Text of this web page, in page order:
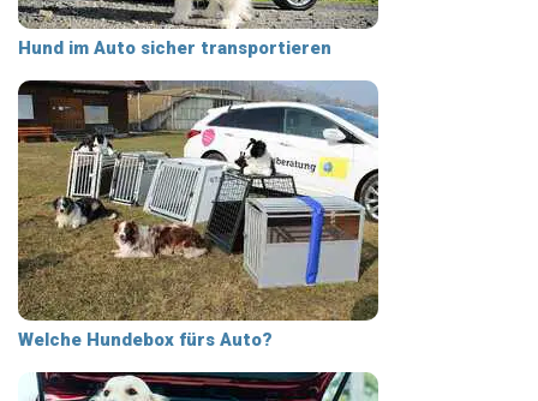
Hund im Auto sicher transportieren
Welche Hundebox fürs Auto?